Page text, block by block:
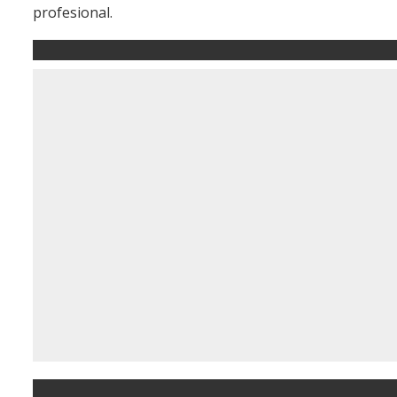
profesional.